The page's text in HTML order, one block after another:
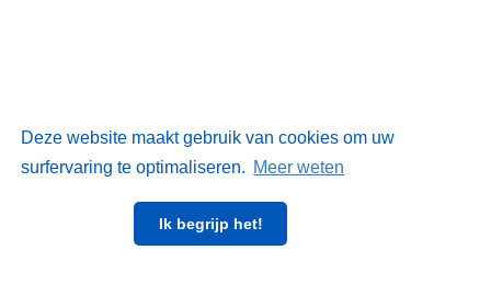
Deze website maakt gebruik van cookies om uw
surfervaring te optimaliseren. Meer weten
Ik begrijp het!